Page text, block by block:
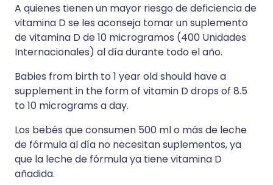
A quienes tienen un mayor riesgo de deficiencia de
vitamina D se les aconseja tomar un suplemento
de vitamina D de 10 microgramos (400 Unidades
Internacionales) al día durante todo el año.
Babies from birth to 1 year old should have a
supplement in the form of vitamin D drops of 8.5
to 10 micrograms a day.
Los bebés que consumen 500 ml o más de leche
de fórmula al día no necesitan suplementos, ya
que la leche de fórmula ya tiene vitamina D
añadida.